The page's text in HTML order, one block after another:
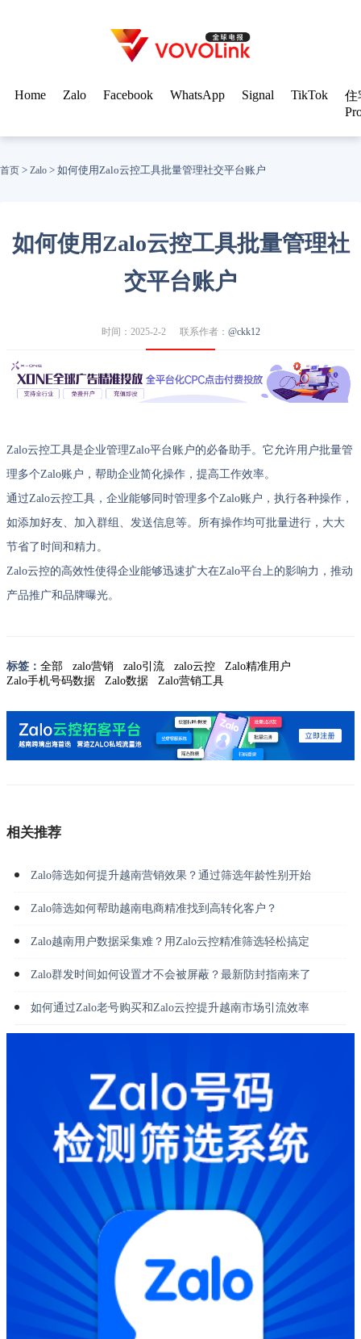
Home Zalo Facebook WhatsApp Signal TikTok
住
首页 > Zalo > 如何使用Zalo云控工具批量管理社交平台账户
如何使用Zalo云控工具批量管理社
交平台账户
时间：2025-2-2 联系作者： @ckk12
Zalo云控工具是企业管理Zalo平台账户的必备助手。它允许用户批量管
理多个Zalo账户，帮助企业简化操作，提高工作效率。
通过Zalo云控工具，企业能够同时管理多个Zalo账户，执行各种操作，
如添加好友、加入群组、发送信息等。所有操作均可批量进行，大大
节省了时间和精力。
Zalo云控的高效性使得企业能够迅速扩大在Zalo平台上的影响力，推动
产品推广和品牌曝光。
标签： 全部 zalo营销 zalo引流 zalo云控
Zalo精准用户
Zalo手机号码数据
Zalo数据 Zalo营销工具
相关推荐
Zalo筛选如何提升越南营销效果？通过筛选年龄性别开始
Zalo筛选如何帮助越南电商精准找到高转化客户？
Zalo越南用户数据采集难？用Zalo云控精准筛选轻松搞定
Zalo群发时间如何设置才不会被屏蔽？最新防封指南来了
如何通过Zalo老号购买和Zalo云控提升越南市场引流效率